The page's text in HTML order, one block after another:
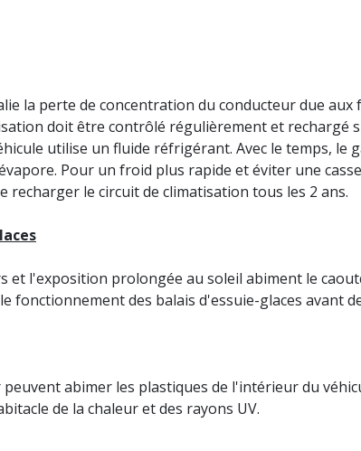
la perte de concentration du conducteur due aux
doit être contrôlé régulièrement et rechargé
utilise un fluide réfrigérant. Avec le temps, le
Pour un froid plus rapide et éviter une
recharger le circuit de climatisation tous les 2 ans.
et l'exposition prolongée au soleil abiment le
fonctionnement des balais d'essuie-glaces avant
abimer les plastiques de l'intérieur du
de la chaleur et des rayons UV.